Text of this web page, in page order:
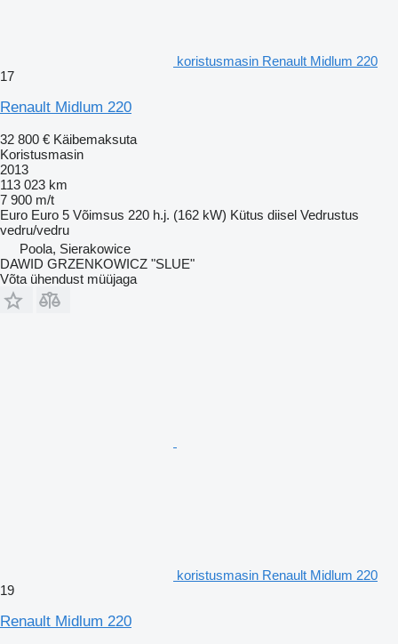
koristusmasin Renault Midlum 220
17
Renault Midlum 220
32 800 € Käibemaksuta
Koristusmasin
2013
113 023 km
7 900 m/t
Euro Euro 5 Võimsus 220 h.j. (162 kW) Kütus diisel Vedrustus
vedru/vedru
Poola, Sierakowice
DAWID GRZENKOWICZ "SLUE"
Võta ühendust müüjaga
koristusmasin Renault Midlum 220
19
Renault Midlum 220